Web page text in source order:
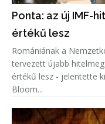
Ponta: az új IMF-
értékű lesz
Romániának a
tervezett újabb
értékű lesz - jelentette
Bloom...